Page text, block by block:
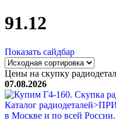
91.12
Показать сайдбар
Цены на скупку
07.08.2026